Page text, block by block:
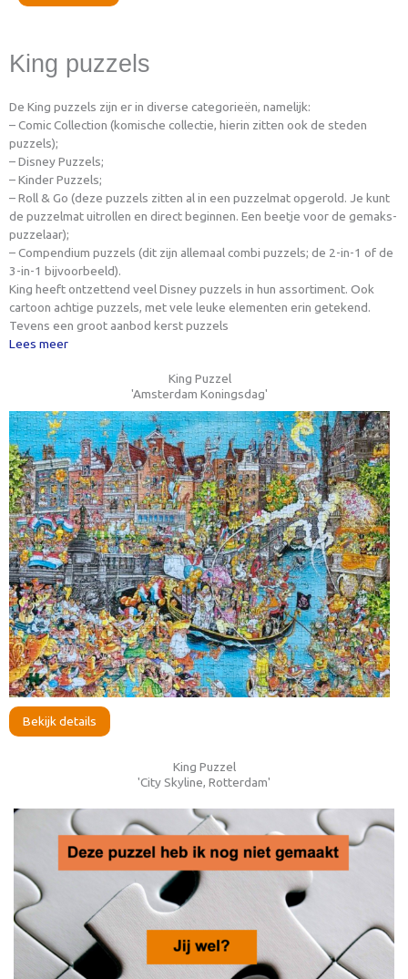
King puzzels
De King puzzels zijn er in diverse categorieën, namelijk:
– Comic Collection (komische collectie, hierin zitten ook de steden
puzzels);
– Disney Puzzels;
– Kinder Puzzels;
– Roll & Go (deze puzzels zitten al in een puzzelmat opgerold. Je kunt
de puzzelmat uitrollen en direct beginnen. Een beetje voor de gemaks-
puzzelaar);
– Compendium puzzels (dit zijn allemaal combi puzzels; de 2-in-1 of de
3-in-1 bijvoorbeeld).
King heeft ontzettend veel Disney puzzels in hun assortiment. Ook
cartoon achtige puzzels, met vele leuke elementen erin getekend.
Tevens een groot aanbod kerst puzzels
Lees meer
King Puzzel
'Amsterdam Koningsdag'
Bekijk details
King Puzzel
'City Skyline, Rotterdam'